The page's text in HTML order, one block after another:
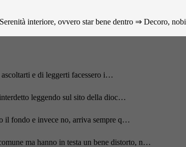
interiore, ovvero star bene dentro ⇒ Decoro,
e di leggerti facessero i…
leggendo sul sito della dioc…
il fondo e invece no, arriva sempre q…
ma hanno in testa un bene distorto, n…